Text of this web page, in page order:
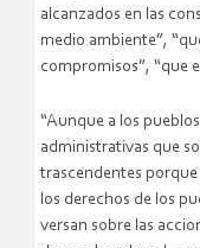
alcanzados en las
medio ambiente”,
compromisos”, “que
“Aunque a los
administrativas que
trascendentes
los derechos de los
versan sobre las